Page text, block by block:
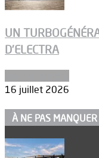
UN
D’ELECTRA
16 juillet 2026
À NE PAS MANQUER